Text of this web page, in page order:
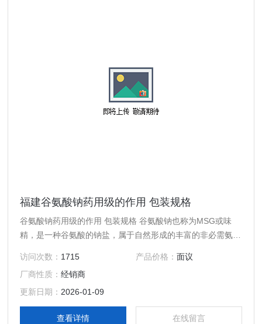
福建谷氨酸钠药用级的作用 包装规格
谷氨酸钠药用级的作用 包装规格 谷氨酸钠也称为MSG或味
精，是一种谷氨酸的钠盐，属于自然形成的丰富的非必需氨基
142-47-2 缩写：MS 化学式 ：C5H8NNaO4
访问次数： 1715 产品价格： 面议
厂商性质：经销商
更新日期： 2026-01-09
查看详情 在线留言